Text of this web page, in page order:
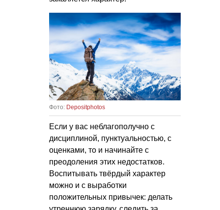
Фото: Depositphotos
Если у вас неблагополучно с
дисциплиной, пунктуальностью, с
оценками, то и начинайте с
преодоления этих недостатков.
Воспитывать твёрдый характер
можно и с выработки
положительных привычек: делать